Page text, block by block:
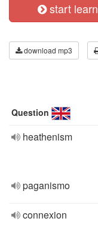
start
download mp3
Question
heathenism
paganismo
connexion